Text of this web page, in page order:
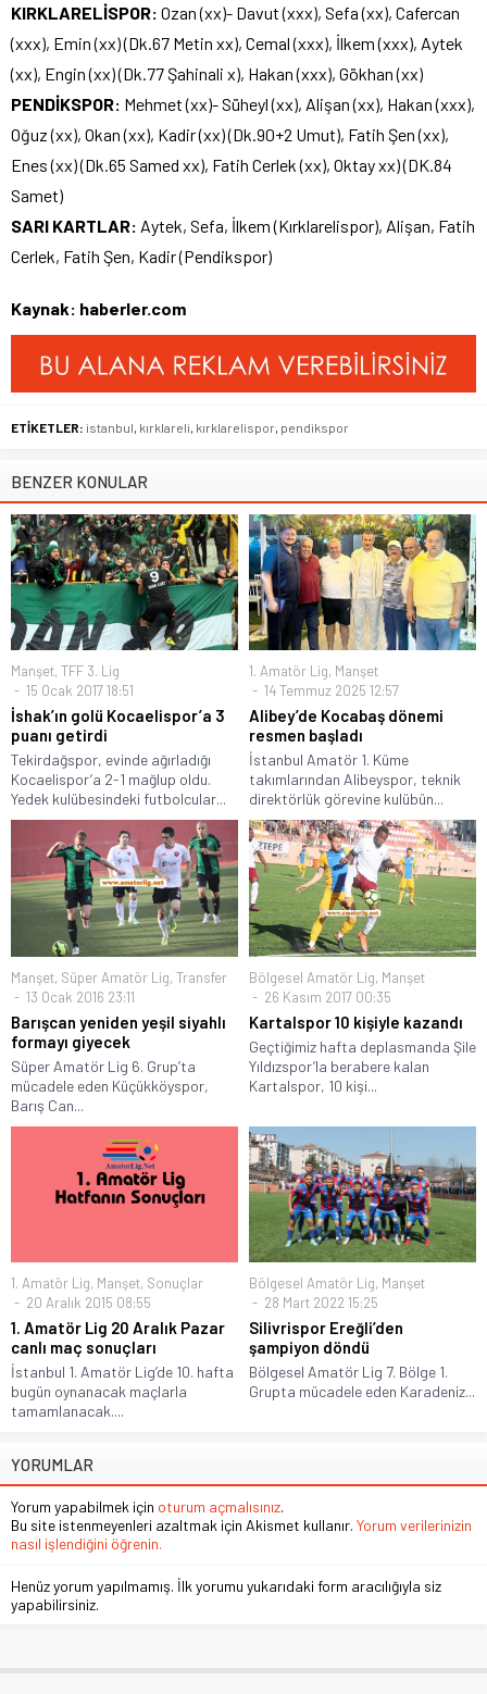
KIRKLARELİSPOR: Ozan (xx)- Davut (xxx), Sefa (xx), Cafercan
(xxx), Emin (xx) (Dk.67 Metin xx), Cemal (xxx), İlkem (xxx), Aytek
(xx), Engin (xx) (Dk.77 Şahinali x), Hakan (xxx), Gökhan (xx)
PENDİKSPOR: Mehmet (xx)- Süheyl (xx), Alişan (xx), Hakan (xxx),
Oğuz (xx), Okan (xx), Kadir (xx) (Dk.90+2 Umut), Fatih Şen (xx),
Enes (xx) (Dk.65 Samed xx), Fatih Cerlek (xx), Oktay xx) (DK.84
Samet)
SARI KARTLAR: Aytek, Sefa, İlkem (Kırklarelispor), Alişan, Fatih
Cerlek, Fatih Şen, Kadir (Pendikspor)
Kaynak: haberler.com
ETİKETLER: istanbul kırklareli kırklarelispor pendikspor
BENZER KONULAR
Manşet, TFF 3. Lig
15 Ocak 2017 18:51
İshak’ın golü Kocaelispor’a 3
puanı getirdi
Tekirdağspor, evinde ağırladığı
Kocaelispor’a 2-1 mağlup oldu.
Yedek kulübesindeki futbolcular...
1. Amatör Lig, Manşet
14 Temmuz 2025 12:57
Alibey’de Kocabaş dönemi
resmen başladı
İstanbul Amatör 1. Küme
takımlarından Alibeyspor, teknik
direktörlük görevine kulübün...
Manşet, Süper Amatör Lig, Transfer
13 Ocak 2016 23:11
Barışcan yeniden yeşil siyahlı
formayı giyecek
Süper Amatör Lig 6. Grup’ta
mücadele eden Küçükköyspor,
Barış Can...
Bölgesel Amatör Lig, Manşet
26 Kasım 2017 00:35
Kartalspor 10 kişiyle kazandı
Geçtiğimiz hafta deplasmanda Şile
Yıldızspor’la berabere kalan
Kartalspor, 10 kişi...
1. Amatör Lig, Manşet, Sonuçlar
20 Aralık 2015 08:55
1. Amatör Lig 20 Aralık Pazar
canlı maç sonuçları
İstanbul 1. Amatör Lig’de 10. hafta
bugün oynanacak maçlarla
tamamlanacak....
Bölgesel Amatör Lig, Manşet
28 Mart 2022 15:25
Silivrispor Ereğli’den
şampiyon döndü
Bölgesel Amatör Lig 7. Bölge 1.
Grupta mücadele eden Karadeniz...
YORUMLAR
Yorum yapabilmek için oturum açmalısınız.
Bu site istenmeyenleri azaltmak için Akismet kullanır. Yorum verilerinizin
nasıl işlendiğini öğrenin.
Henüz yorum yapılmamış. İlk yorumu yukarıdaki form aracılığıyla siz
yapabilirsiniz.